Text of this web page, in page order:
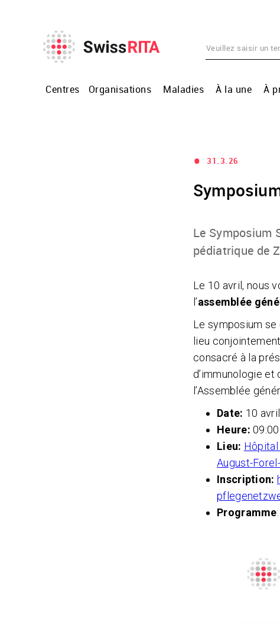
Centres Organisations Maladies À la une À
• 31.3.26
Le Symposium
pédiatrique de
Le 10 avril, nous
l’assemblée
Le symposium se
lieu
consacré à la
d’immunologie
l’Assemblée
Date: 10
Heure:
Lieu:
August-
Inscription:
Programme: